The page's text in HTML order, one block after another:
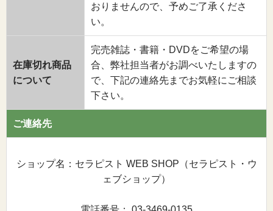
おりませんので、予めご了承くださ
い。
在庫切れ商品
について
完売雑誌・書籍・DVDをご希望の場
合、弊社担当者がお調べいたしますの
で、下記の連絡先までお気軽にご相談
下さい。
ご連絡先
ショップ名：セラピスト WEB SHOP（セラピスト・ウ
ェブショップ）